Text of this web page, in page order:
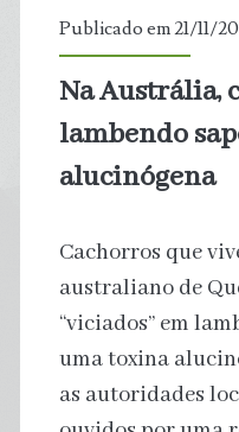
Publicado em 21/11/
Na Austrália,
lambendo
alucinógena
Cachorros que
australiano de
“viciados” em
uma toxina
as autoridades